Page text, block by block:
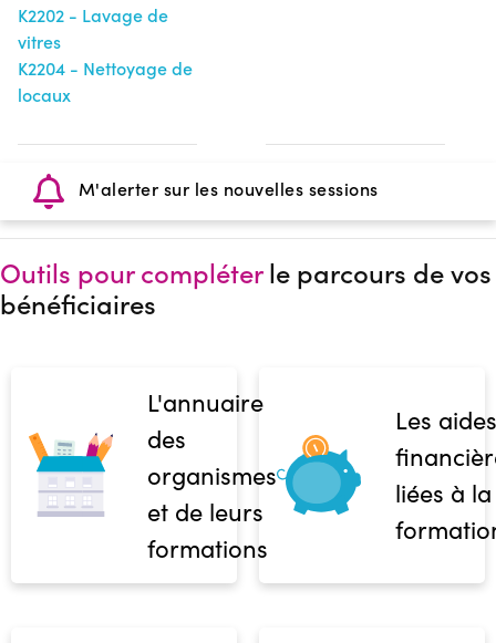
K2202 - Lavage de
vitres
K2204 - Nettoyage de
locaux
M'alerter sur les nouvelles sessions
Outils pour compléterle parcours de vos
bénéficiaires
L'annuaire
des
organismes
et de leurs
formations
Les aides
liées à la